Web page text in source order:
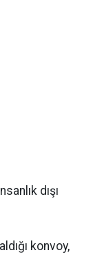
dışı
konvoy,